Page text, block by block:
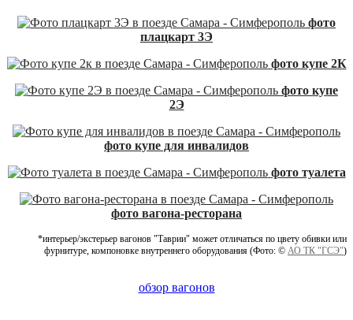
фото
плацкарт 3Э
фото купе 2К
фото купе
2Э
фото купе для инвалидов
фото туалета
фото вагона-ресторана
*интерьер/экстерьер вагонов "Таврии" может отличаться по цвету обивки или
фурнитуре, компоновке внутреннего оборудования (Фото: © АО ТК "ГСЭ")
обзор вагонов